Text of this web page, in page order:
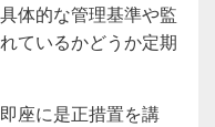
体的な管理基準や監
ているかどうか定期
座に是正措置を講